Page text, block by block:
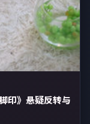
印》悬疑反转与